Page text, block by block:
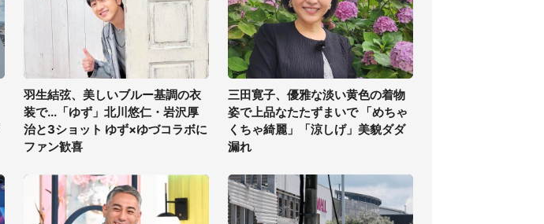
羽生結弦、美しいブルー基調の衣
装で...「ゆず」北川悠仁・岩沢厚
治と3ショット ゆず×ゆづコラボに
ファン歓喜
三田寛子、優雅な淡い黄色の着物
姿で上品なたたずまいで 「めちゃ
くちゃ綺麗」「涼しげ」美貌ダダ
漏れ